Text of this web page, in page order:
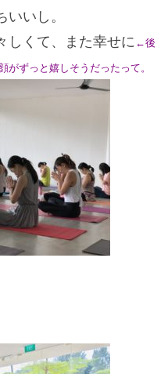
いし。
しくて、また幸せに ←後
がずっと嬉しそうだったって。